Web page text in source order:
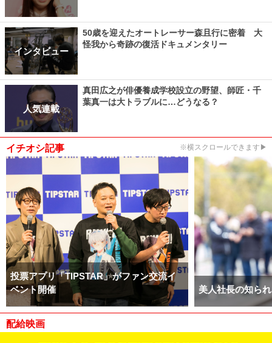
インタビュー
50歳を迎えたオートレーサー森且行に密着 大
怪我から奇跡の復活ドキュメンタリー
人気連載
真田広之が俳優養成学校設立の野望、師匠・千
葉真一は大トラブルに…どうなる？
イチオシ記事 ※横スクロールできます▶
投票アプリ「TIPSTAR」がファン交流イ
ベント開催
美人社長の知ら
配給映画